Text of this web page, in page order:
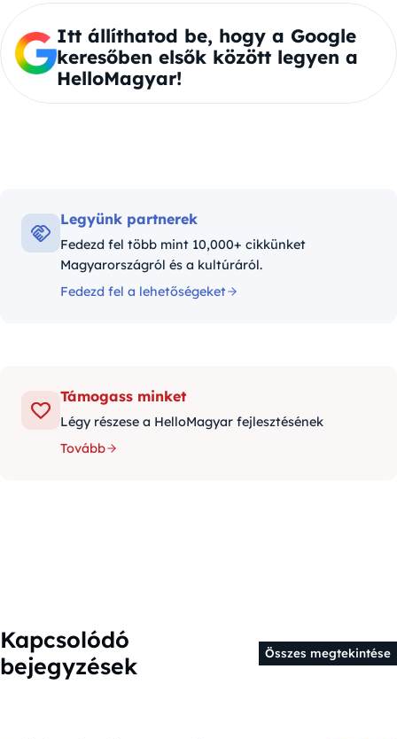
Itt állíthatod be, hogy a Google
keresőben elsők között legyen a
HelloMagyar!
Legyünk partnerek
Fedezd fel több mint 10,000+ cikkünket
Magyarországról és a kultúráról.
Fedezd fel a lehetőségeket
Támogass minket
Légy részese a HelloMagyar fejlesztésének
Tovább
Kapcsolódó
bejegyzések
Összes megtekintése